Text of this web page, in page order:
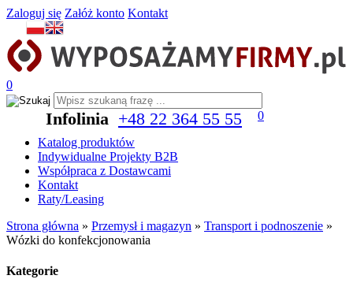
Zaloguj się Załóż konto Kontakt
0
Infolinia +48 22 364 55 55
0
Katalog produktów
Indywidualne Projekty B2B
Współpraca z Dostawcami
Kontakt
Raty/Leasing
Strona główna » Przemysł i magazyn » Transport i podnoszenie »
Wózki do konfekcjonowania
Kategorie